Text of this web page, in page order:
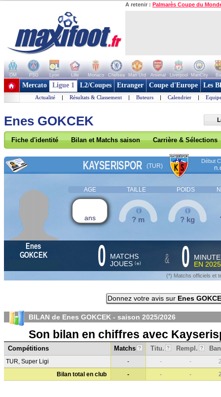
A retenir : Palmarès Coupe du
OM PSG Lyon Lille Monaco Chelsea Man Utd Arsenal Liverpool ManCity
+ de clubs
Mercato Ligue 1 L2/Coupes Etranger Coupe d'Europe Les
Actualité | Résultats & Classement | Buteurs | Calendrier |
Enes GOKCEK
Fiche d'identité Bilan et Matchs saison Carrière & Sélections
KAYSERISPOR (TUR)
Début
AGE TAILLE POIDS
ans ? m ? kg
Enes
GOKCEK
0 MATCHS
JOUES (*) & 0
EN
(*) Matchs officiels et
Donnez votre avis sur Enes
BILAN de Enes GOKCEK - saison 2025/2026
Son bilan en chiffres avec
Compétitions Matchs ? Titu. ? Rempl. ?
TUR, Super Ligi - - -
Bilan total en club
- - -